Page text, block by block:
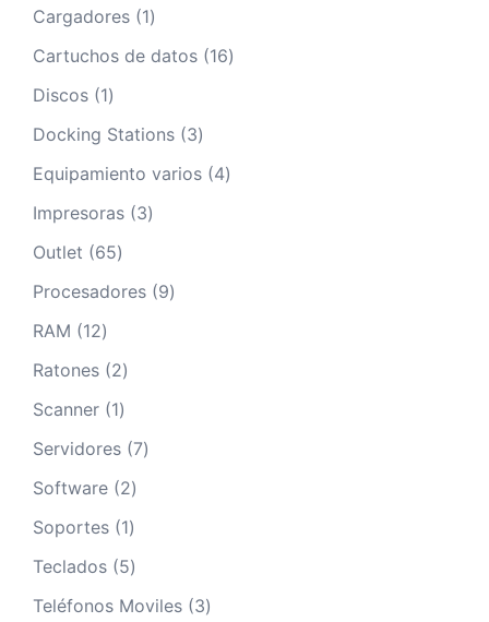
productos
Cargadores 11
producto
Cartuchos de datos 1616
Discos 11
producto
Docking Stations 33
productos
Equipamiento varios 44
Impresoras 33
Outlet 6565
productos
Procesadores 99
RAM 1212
productos
Ratones 22
productos
Scanner 11
producto
Servidores 77
Software 22
productos
Soportes 11
producto
Teclados 55
productos
Teléfonos Moviles 33